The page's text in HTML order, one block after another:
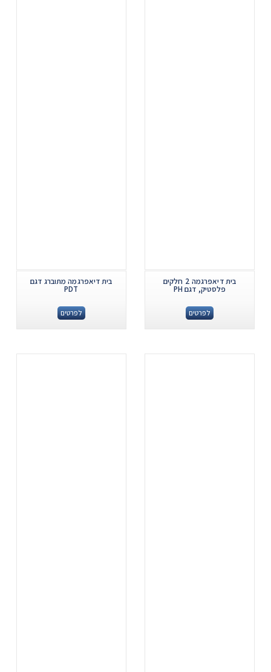
בית דיאפרגמה 2 חלקים
פלסטיק, דגם PH
לפרטים
בית דיאפרגמה מתוברג דגם
PDT
לפרטים